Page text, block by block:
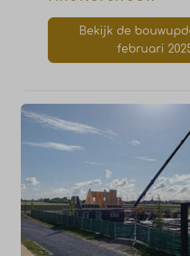
Bekijk de
februari